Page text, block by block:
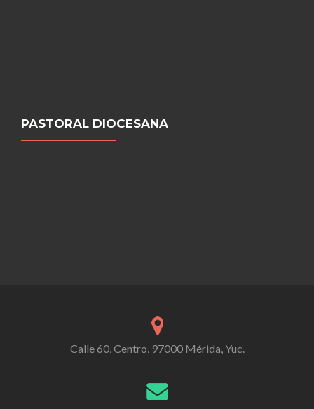
PASTORAL DIOCESANA
Calle 60, Centro, 97000 Mérida, Yuc.